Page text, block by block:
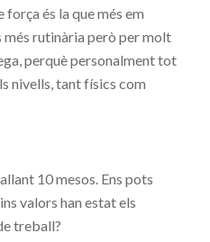
és la que més em
més rutinària però per molt
perquè personalment tot
nivells, tant físics com
10 mesos. Ens pots
valors han estat els
treball?